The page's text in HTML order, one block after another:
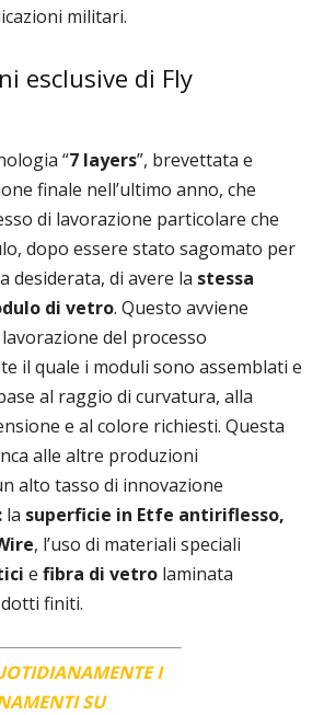
militari.
esclusive di Fly
“7 layers”, brevettata e
finale nell’ultimo anno, che
di lavorazione particolare che
dopo essere stato sagomato per
desiderata, di avere la stessa
di vetro. Questo avviene
del processo
il quale i moduli sono assemblati e
al raggio di curvatura, alla
e al colore richiesti. Questa
alle altre produzioni
alto tasso di innovazione
la superficie in Etfe antiriflesso,
, l’uso di materiali speciali
e fibra di vetro laminata
finiti.
I
SU